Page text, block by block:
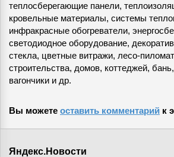
теплосберегающие панели,
кровельные материалы, системы
инфракрасные обогреватели,
светодиодное оборудование,
стекла, цветные витражи, лесо-
строительства, домов, коттеджей,
вагончики и др.
Вы можете оставить комментарий к
Яндекс.Новости